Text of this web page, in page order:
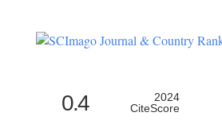
0.4
2024
CiteScore